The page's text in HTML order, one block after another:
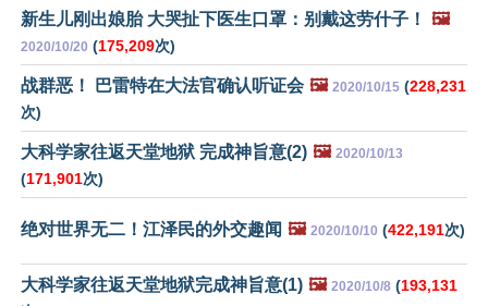
新生儿刚出娘胎 大哭扯下医生口罩：别戴这劳什子！ 🖼️
2020/10/20 (175,209次)
战群恶！ 巴雷特在大法官确认听证会 🖼️ 2020/10/15 (228,231
次)
大科学家往返天堂地狱 完成神旨意(2) 🖼️ 2020/10/13
(171,901次)
绝对世界无二！江泽民的外交趣闻 🖼️ 2020/10/10 (422,191次)
大科学家往返天堂地狱完成神旨意(1) 🖼️ 2020/10/8 (193,131